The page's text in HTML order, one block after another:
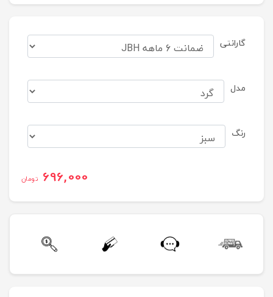
گارانتی
مدل
رنگ
696,000 تومان